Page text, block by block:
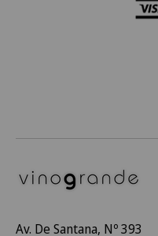
Av. De Santana, Nº 393